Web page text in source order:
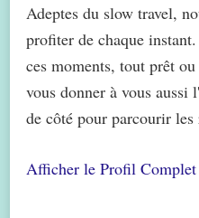
Adeptes du slow travel,
profiter de chaque
ces moments, tout prêt
vous donner à vous aussi
de côté pour parcourir
Afficher le Profil